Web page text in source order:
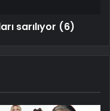
sarılıyor (6)